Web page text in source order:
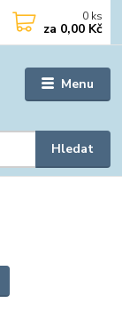
Menu
Hledat
0 ks
za 0,00 Kč